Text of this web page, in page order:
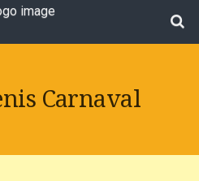
Carnaval